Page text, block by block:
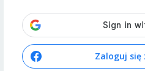
Zaloguj się